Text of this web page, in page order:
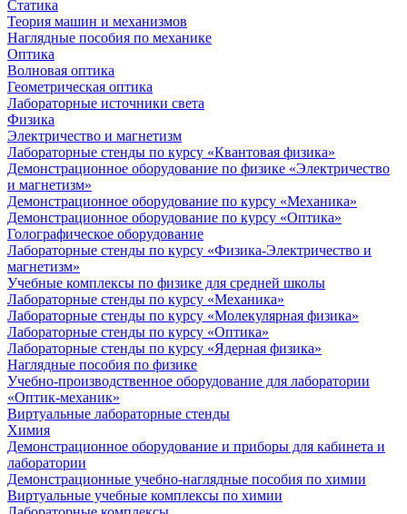
Статика
Теория машин и механизмов
Наглядные пособия по механике
Оптика
Волновая оптика
Геометрическая оптика
Лабораторные источники света
Физика
Электричество и магнетизм
Лабораторные стенды по курсу «Квантовая физика»
Демонстрационное оборудование по физике «Электричество
и магнетизм»
Демонстрационное оборудование по курсу «Механика»
Демонстрационное оборудование по курсу «Оптика»
Голографическое оборудование
Лабораторные стенды по курсу «Физика-Электричество и
магнетизм»
Учебные комплексы по физике для средней школы
Лабораторные стенды по курсу «Механика»
Лабораторные стенды по курсу «Молекулярная физика»
Лабораторные стенды по курсу «Оптика»
Лабораторные стенды по курсу «Ядерная физика»
Наглядные пособия по физике
Учебно-производственное оборудование для лаборатории
«Оптик-механик»
Виртуальные лабораторные стенды
Химия
Демонстрационное оборудование и приборы для кабинета и
лаборатории
Демонстрационные учебно-наглядные пособия по химии
Виртуальные учебные комплексы по химии